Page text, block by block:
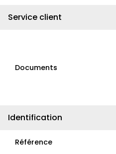
Service client
Documents
Identification
Référence